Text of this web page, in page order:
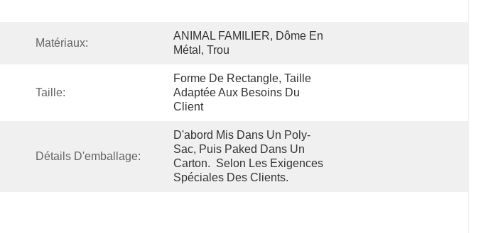
Matériaux:
ANIMAL FAMILIER, Dôme En
Métal, Trou
Taille:
Forme De Rectangle, Taille
Adaptée Aux Besoins Du
Client
Détails D'emballage:
D'abord Mis Dans Un Poly-
Sac, Puis Paked Dans Un
Carton.  Selon Les Exigences
Spéciales Des Clients.